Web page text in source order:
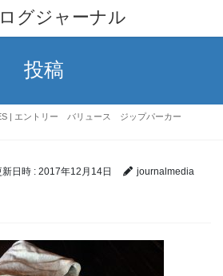
グジャーナル
投稿
| エントリー バリュース ジップパーカー
新日時 : 2017年12月14日 journalmedia